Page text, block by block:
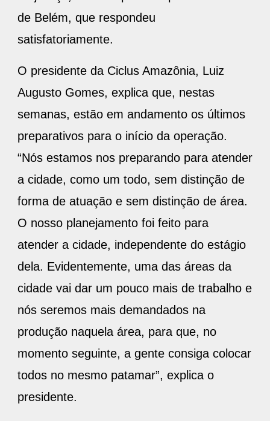
de Belém, que respondeu
satisfatoriamente.
O presidente da Ciclus Amazônia, Luiz
Augusto Gomes, explica que, nestas
semanas, estão em andamento os últimos
preparativos para o início da operação.
“Nós estamos nos preparando para atender
a cidade, como um todo, sem distinção de
forma de atuação e sem distinção de área.
O nosso planejamento foi feito para
atender a cidade, independente do estágio
dela. Evidentemente, uma das áreas da
cidade vai dar um pouco mais de trabalho e
nós seremos mais demandados na
produção naquela área, para que, no
momento seguinte, a gente consiga colocar
todos no mesmo patamar”, explica o
presidente.